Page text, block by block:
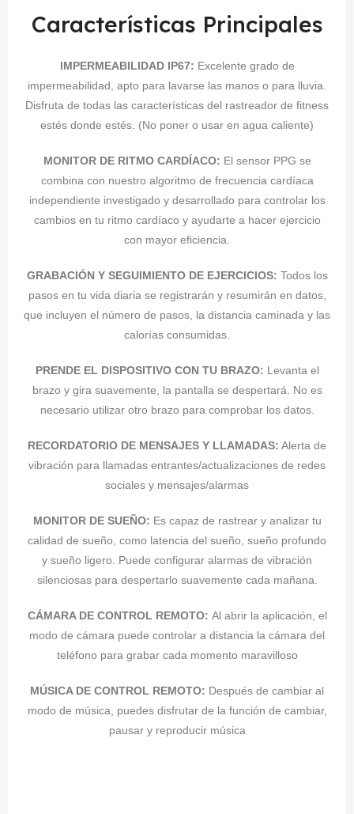
Características Principales
IMPERMEABILIDAD IP67: Excelente grado de
impermeabilidad, apto para lavarse las manos o para lluvia.
Disfruta de todas las características del rastreador de fitness
estés donde estés. (No poner o usar en agua caliente)
MONITOR DE RITMO CARDÍACO: El sensor PPG se
combina con nuestro algoritmo de frecuencia cardíaca
independiente investigado y desarrollado para controlar los
cambios en tu ritmo cardíaco y ayudarte a hacer ejercicio
con mayor eficiencia.
GRABACIÓN Y SEGUIMIENTO DE EJERCICIOS: Todos los
pasos en tu vida diaria se registrarán y resumirán en datos,
que incluyen el número de pasos, la distancia caminada y las
calorías consumidas.
PRENDE EL DISPOSITIVO CON TU BRAZO: Levanta el
brazo y gira suavemente, la pantalla se despertará. No es
necesario utilizar otro brazo para comprobar los datos.
RECORDATORIO DE MENSAJES Y LLAMADAS: Alerta de
vibración para llamadas entrantes/actualizaciones de redes
sociales y mensajes/alarmas
MONITOR DE SUEÑO: Es capaz de rastrear y analizar tu
calidad de sueño, como latencia del sueño, sueño profundo
y sueño ligero. Puede configurar alarmas de vibración
silenciosas para despertarlo suavemente cada mañana.
CÁMARA DE CONTROL REMOTO: Al abrir la aplicación, el
modo de cámara puede controlar a distancia la cámara del
teléfono para grabar cada momento maravilloso
MÚSICA DE CONTROL REMOTO: Después de cambiar al
modo de música, puedes disfrutar de la función de cambiar,
pausar y reproducir música